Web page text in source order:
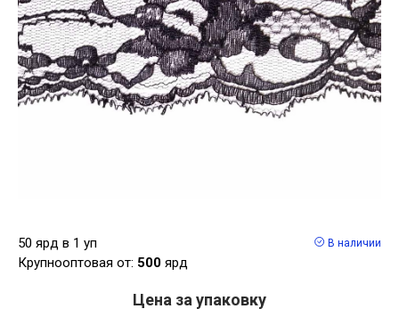
50 ярд в 1 уп
Крупнооптовая от: 500 ярд
В наличии
Цена за упаковку